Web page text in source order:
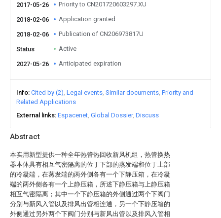
Abstract
本实用新型提供一种全年热管热回收新风机组，热管换热
器本体具有相互气密隔离的位于下部的蒸发端和位于上部
的冷凝端，在蒸发端的两外侧各有一个下静压箱，在冷凝
端的两外侧各有一个上静压箱，所述下静压箱与上静压箱
相互气密隔离；其中一个下静压箱的外侧通过两个下阀门
分别与新风入管以及排风出管相连通，另一个下静压箱的
外侧通过另外两个下阀门分别与新风出管以及排风入管相
2017-05-26
Priority to CN201720603297.XU
2018-02-06 Application granted
2018-02-06 Publication of CN206973817U
Status Active
2027-05-26 Anticipated expiration
Info Cited by (2) Legal events Similar documents Priority and
Related Applications
External links Espacenet Global Dossier Discuss